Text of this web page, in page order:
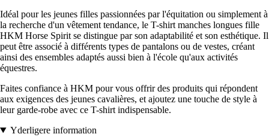
Idéal pour les jeunes filles passionnées par l'équitation ou simplement à
la recherche d'un vêtement tendance, le T-shirt manches longues fille
HKM Horse Spirit se distingue par son adaptabilité et son esthétique. Il
peut être associé à différents types de pantalons ou de vestes, créant
ainsi des ensembles adaptés aussi bien à l'école qu'aux activités
équestres.
Faites confiance à HKM pour vous offrir des produits qui répondent
aux exigences des jeunes cavalières, et ajoutez une touche de style à
leur garde-robe avec ce T-shirt indispensable.
Yderligere information